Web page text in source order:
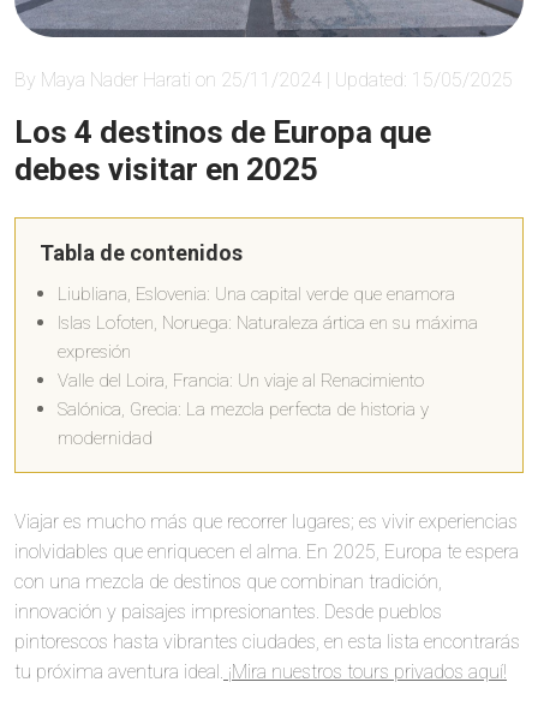
By Maya Nader Harati on 25/11/2024 | Updated: 15/05/2025
Los 4 destinos de Europa que
debes visitar en 2025
Tabla de contenidos
Liubliana, Eslovenia: Una capital verde que enamora
Islas Lofoten, Noruega: Naturaleza ártica en su máxima
expresión
Valle del Loira, Francia: Un viaje al Renacimiento
Salónica, Grecia: La mezcla perfecta de historia y
modernidad
Viajar es mucho más que recorrer lugares; es vivir experiencias
inolvidables que enriquecen el alma. En 2025, Europa te espera
con una mezcla de destinos que combinan tradición,
innovación y paisajes impresionantes. Desde pueblos
pintorescos hasta vibrantes ciudades, en esta lista encontrarás
tu próxima aventura ideal. ¡Mira nuestros tours privados aquí!